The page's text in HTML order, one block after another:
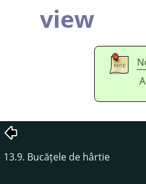
view
13.9. Bucățele de hârtie